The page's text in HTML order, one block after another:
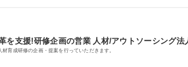
を支援!研修企画の営業 人材/アウトソーシング法
育成研修の企画・提案を行っていただきます。